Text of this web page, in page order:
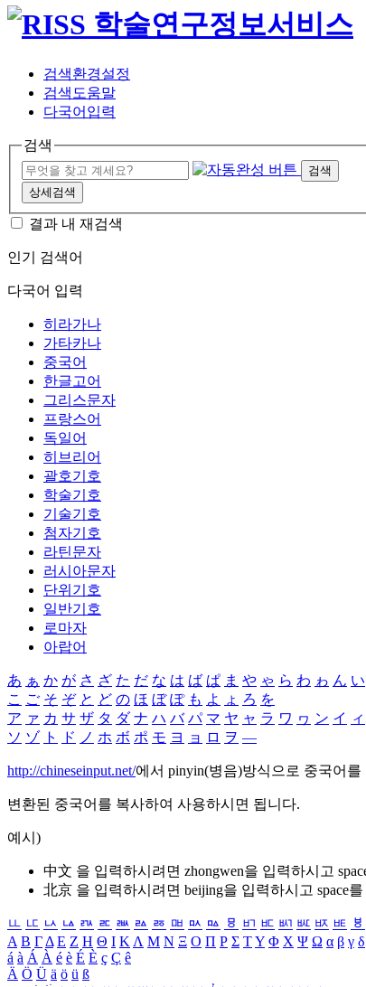
검색환경설정
검색도움말
다국어입력
검색
검색
상세검색
결과 내 재검색
인기 검색어
다국어 입력
히라가나
가타카나
중국어
한글고어
그리스문자
프랑스어
독일어
히브리어
괄호기호
학술기호
기술기호
첨자기호
라틴문자
러시아문자
단위기호
일반기호
로마자
아랍어
あ ぁ か が さ ざ た だ な は ば ぱ ま や ゃ ら わ ゎ ん い
こ ご そ ぞ と ど の ほ ぼ ぽ も よ ょ ろ を
ア ァ カ サ ザ タ ダ ナ ハ バ パ マ ヤ ャ ラ ワ ヮ ン イ ィ
ソ ゾ ト ド ノ ホ ボ ポ モ ヨ ョ ロ ヲ ―
http://chineseinput.net/에서 pinyin(병음)방식으로 중국어
변환된 중국어를 복사하여 사용하시면 됩니다.
예시)
中文 을 입력하시려면 zhongwen을 입력하시고
北京 을 입력하시려면 beijing을 입력하시고 space
ㅥ ㅦ ㅧ ㅨ ㅩ ㅪ ㅫ ㅬ ㅭ ㅮ ㅯ ㅰ ㅱ ㅲ ㅳ ㅴ ㅵ ㅶ ㅷ ㅸ
Α Β ΓΔ Ε Ζ Η Θ Ι ΚΛ Μ Ν Ξ Ο Π Ρ Σ ΤΥ Φ Χ Ψ Ω α β γ δ
á à Á À é è É È ç Ç ê
Ä Ö Ü ä ö ü ß